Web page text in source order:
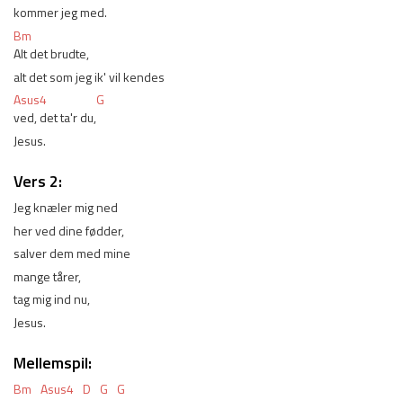
kommer jeg med.
Bm
Alt det brudte,
alt det som jeg ik' vil kendes
Asus4
G
ved, det ta'r du,
Jesus.
Vers 2:
Jeg knæler mig ned
her ved dine fødder,
salver dem med mine
mange tårer,
tag mig ind nu,
Jesus.
Mellemspil:
Bm Asus4 D G G